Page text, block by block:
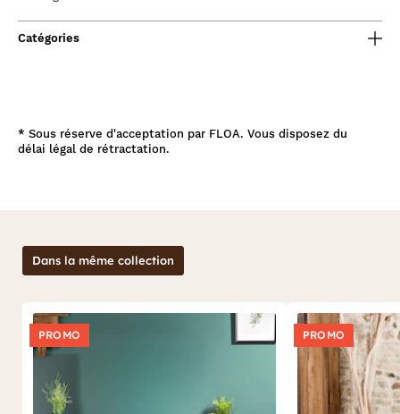
Catégories
* Sous réserve d'acceptation par FLOA. Vous disposez du
délai légal de rétractation.
Dans la même collection
PROMO PROMO